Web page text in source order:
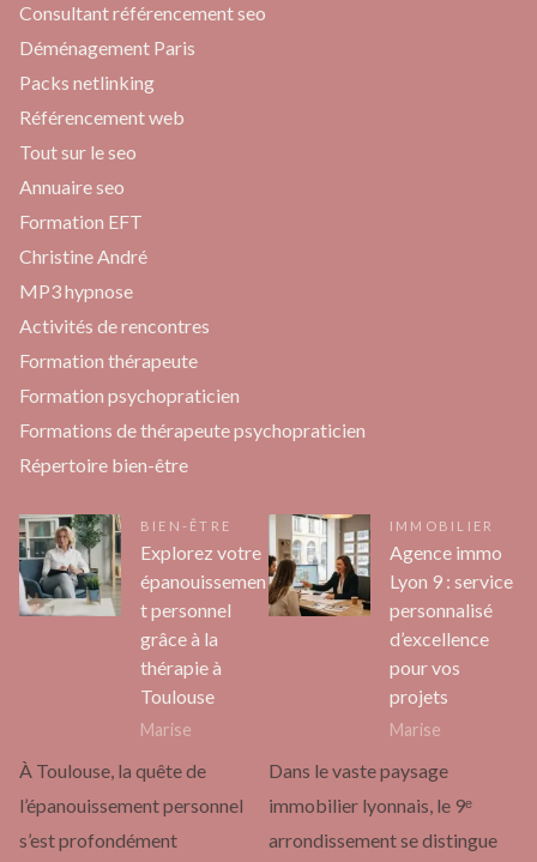
Consultant référencement seo
Déménagement Paris
Packs netlinking
Référencement web
Tout sur le seo
Annuaire seo
Formation EFT
Christine André
MP3 hypnose
Activités de rencontres
Formation thérapeute
Formation psychopraticien
Formations de thérapeute psychopraticien
Répertoire bien-être
BIEN-ÊTRE
Explorez votre
épanouissemen
t personnel
grâce à la
thérapie à
Toulouse
Marise
À Toulouse, la quête de
l’épanouissement personnel
s’est profondément
IMMOBILIER
Agence immo
Lyon 9 : service
personnalisé
d’excellence
pour vos
projets
Marise
Dans le vaste paysage
immobilier lyonnais, le 9ᵉ
arrondissement se distingue